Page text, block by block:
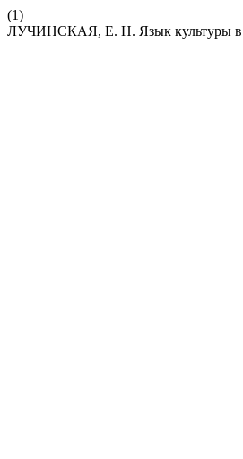
(1)
ЛУЧИНСКАЯ, Е. Н. Язык культуры в